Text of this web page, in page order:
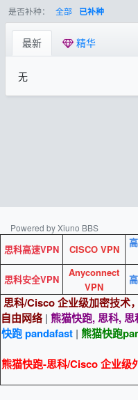
是否补种：
全部 已补种
最新 精华
无
Powered by Xiuno BBS
思科高速VPN CISCO VPN
思科安全VPN
Anyconnect
VPN
思科/Cisco 企业级加密技术
自由网络 | 熊猫快跑, 思科,
快跑 pandafast| 熊猫快跑
熊猫快跑-思科/Cisco 企业级